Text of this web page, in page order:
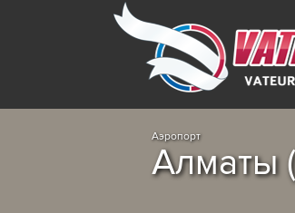
Аэропорт
Алматы